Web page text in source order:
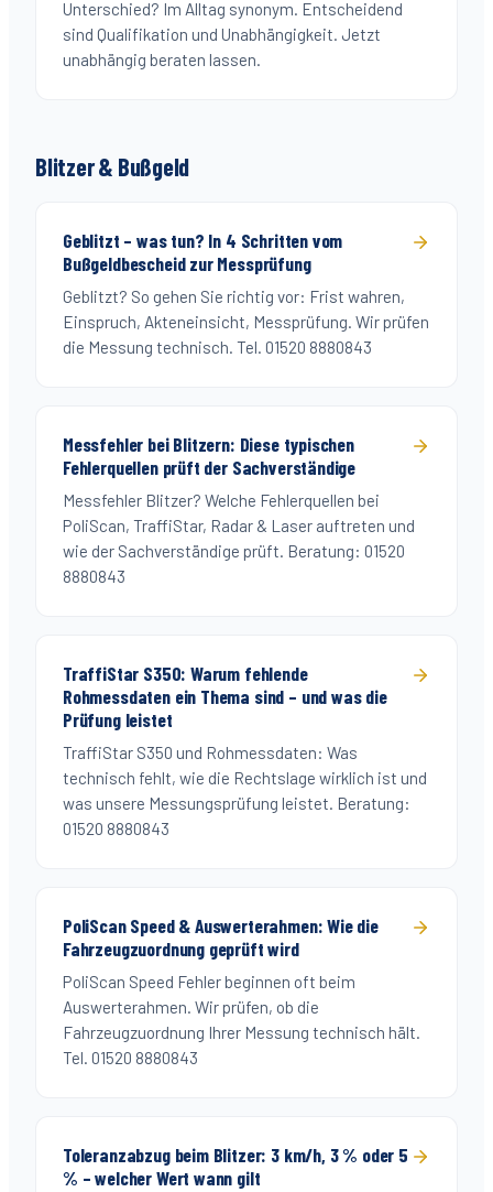
Unterschied? Im Alltag synonym. Entscheidend
sind Qualifikation und Unabhängigkeit. Jetzt
unabhängig beraten lassen.
Blitzer & Bußgeld
Geblitzt – was tun? In 4 Schritten vom
Bußgeldbescheid zur Messprüfung
Geblitzt? So gehen Sie richtig vor: Frist wahren,
Einspruch, Akteneinsicht, Messprüfung. Wir prüfen
die Messung technisch. Tel. 01520 8880843
Messfehler bei Blitzern: Diese typischen
Fehlerquellen prüft der Sachverständige
Messfehler Blitzer? Welche Fehlerquellen bei
PoliScan, TraffiStar, Radar & Laser auftreten und
wie der Sachverständige prüft. Beratung: 01520
8880843
TraffiStar S350: Warum fehlende
Rohmessdaten ein Thema sind – und was die
Prüfung leistet
TraffiStar S350 und Rohmessdaten: Was
technisch fehlt, wie die Rechtslage wirklich ist und
was unsere Messungsprüfung leistet. Beratung:
01520 8880843
PoliScan Speed & Auswerterahmen: Wie die
Fahrzeugzuordnung geprüft wird
PoliScan Speed Fehler beginnen oft beim
Auswerterahmen. Wir prüfen, ob die
Fahrzeugzuordnung Ihrer Messung technisch hält.
Tel. 01520 8880843
Toleranzabzug beim Blitzer: 3 km/h, 3 % oder 5
% – welcher Wert wann gilt